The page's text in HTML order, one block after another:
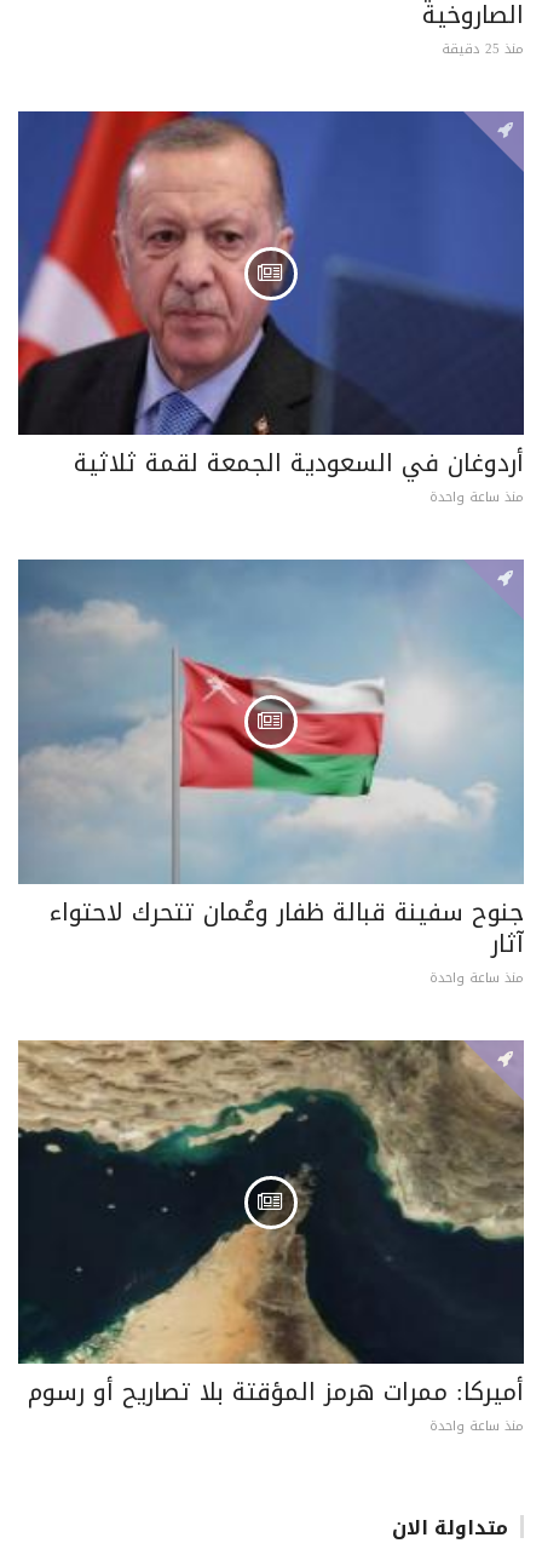
الصاروخية
منذ 25 دقيقة
أردوغان في السعودية الجمعة لقمة ثلاثية
منذ ساعة واحدة
جنوح سفينة قبالة ظفار وعُمان تتحرك لاحتواء
آثار
منذ ساعة واحدة
أميركا: ممرات هرمز المؤقتة بلا تصاريح أو رسوم
منذ ساعة واحدة
متداولة الان